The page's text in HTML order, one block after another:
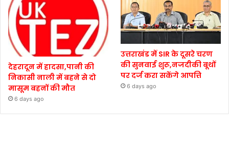
देहरादून में हादसा,पानी की
निकासी नाली में बहने से दो
मासूम बहनों की मौत
6 days ago
उत्तराखंड में SIR के दूसरे चरण
की सुनवाई शुरू,नजदीकी बूथों
पर दर्ज करा सकेंगे आपत्ति
6 days ago